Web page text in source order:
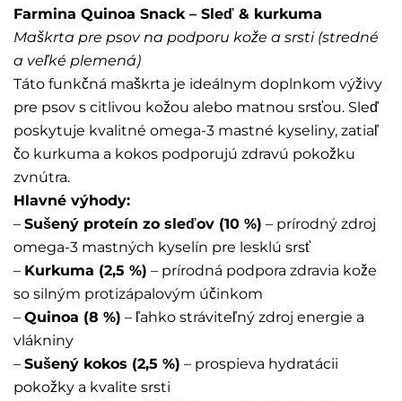
Farmina Quinoa Snack – Sleď & kurkuma
Maškrta pre psov na podporu kože a srsti (stredné
a veľké plemená)
Táto funkčná maškrta je ideálnym doplnkom výživy
pre psov s citlivou kožou alebo matnou srsťou. Sleď
poskytuje kvalitné omega-3 mastné kyseliny, zatiaľ
čo kurkuma a kokos podporujú zdravú pokožku
zvnútra.
Hlavné výhody:
– Sušený proteín zo sleďov (10 %) – prírodný zdroj
omega-3 mastných kyselín pre lesklú srsť
– Kurkuma (2,5 %) – prírodná podpora zdravia kože
so silným protizápalovým účinkom
– Quinoa (8 %) – ľahko stráviteľný zdroj energie a
vlákniny
– Sušený kokos (2,5 %) – prospieva hydratácii
pokožky a kvalite srsti